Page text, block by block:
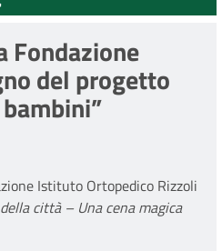
Fondazione
del progetto
Istituto Ortopedico Rizzoli
città – Una cena magica